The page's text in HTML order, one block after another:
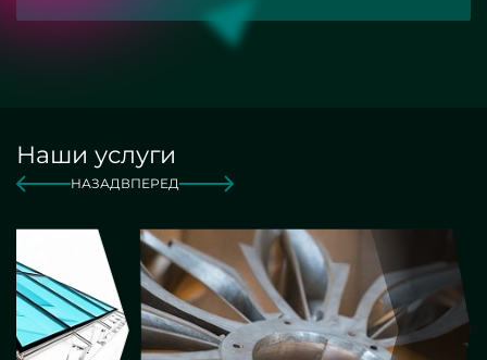
Наши услуги
НАЗАДВПЕРЕД